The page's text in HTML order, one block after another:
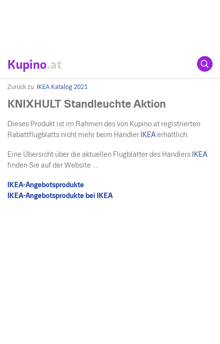
Kupino.at
Zurück zu: IKEA Katalog 2021
KNIXHULT Standleuchte Aktion
Dieses Produkt ist im Rahmen des von Kupino.at registrierten
Rabattflugblatts nicht mehr beim Händler IKEAerhältlich.
Eine Übersicht über die aktuellen Flugblätter des Händlers IKEA
finden Sie auf der Website ....
IKEA-Angebotsprodukte
IKEA-Angebotsprodukte bei IKEA